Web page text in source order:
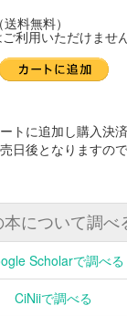
料無料）
利用いただけませ
トに追加し購入決
日後となりますの
本について調べ
Scholarで調べる
CiNiiで調べる